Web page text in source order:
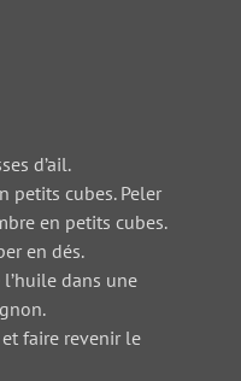
d’ail.
petits cubes. Peler
en petits cubes.
en dés.
dans une
faire revenir le